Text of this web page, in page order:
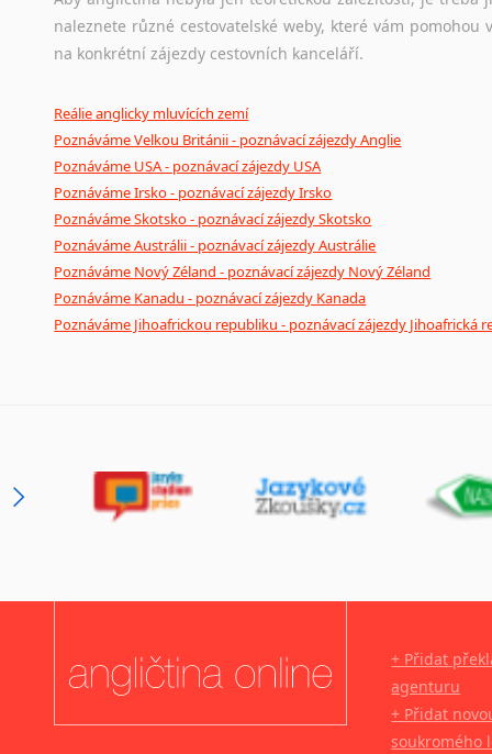
naleznete různé cestovatelské weby, které vám
na konkrétní zájezdy cestovních kanceláří.
Reálie anglicky mluvících zemí
Poznáváme Velkou Británii - poznávací zájezdy Anglie
Poznáváme USA - poznávací zájezdy USA
Poznáváme Irsko - poznávací zájezdy Irsko
Poznáváme Skotsko - poznávací zájezdy Skotsko
Poznáváme Austrálii - poznávací zájezdy Austrálie
Poznáváme Nový Zéland - poznávací zájezdy Nový Zéland
Poznáváme Kanadu - poznávací zájezdy Kanada
Poznáváme Jihoafrickou republiku - poznávací zájezdy Jihoafrická
+ Přidat
agenturu
+ Přidat
soukromého